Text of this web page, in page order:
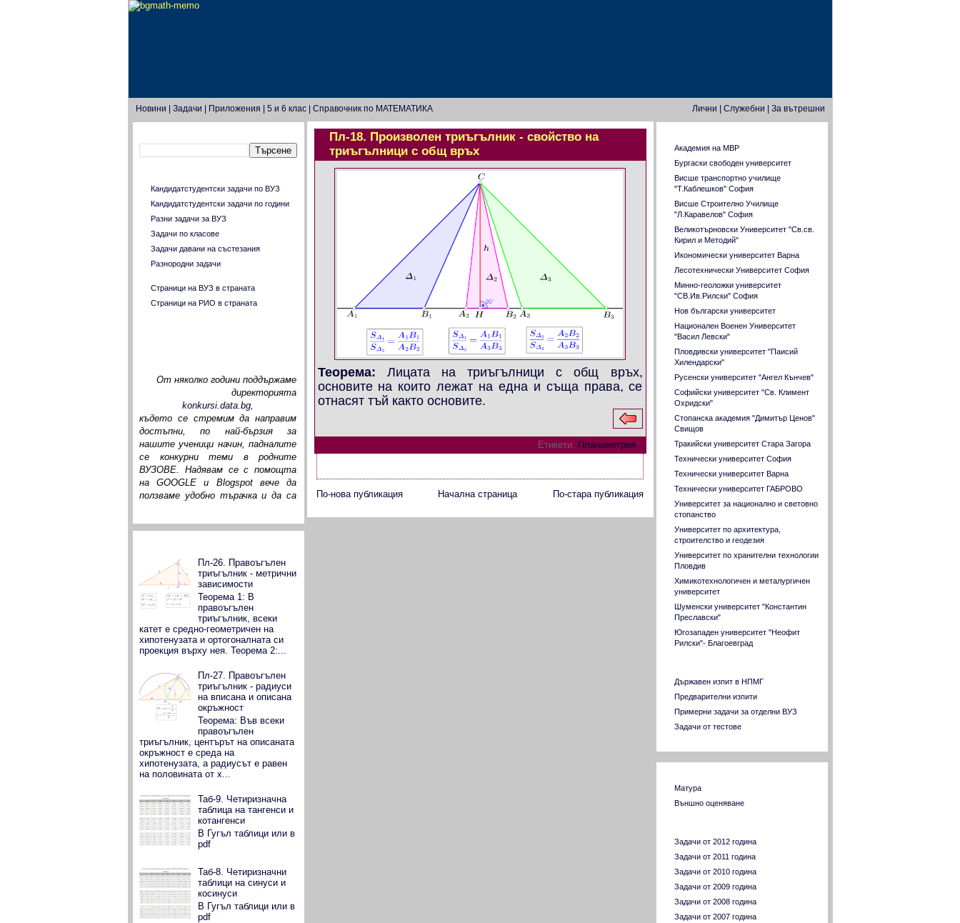
Новини Задачи Приложения 5 и 6 клас| Справочник по МАТЕМАТИКА Лични Служебни За вътрешни
Кандидатстудентски задачи по ВУЗ
Кандидатстудентски задачи по години
Разни задачи за ВУЗ
Задачи по класове
Задачи давани на състезания
Разнородни задачи
Страници на ВУЗ в страната
Страници на РИО в страната
директорията
konkursi.data.bg,
където се стремим да направим
достъпни, по най-бързия за
нашите ученици начин, падналите
се конкурни теми в родните
ВУЗОВЕ. Надявам се с помощта
на GOOGLE и Blogspot вече да
ползваме удобно търачка и да са
възможни коментари към
писаха своите въпроси, на които
според компетентността си
отговорихме. Дано с нашия
ентусиазъм и вашите коментари
достигнем до истината за
училищната ни математика!
сем. Борджукови
Пл-26. Правоъгълен
триъгълник - метрични
зависимости
Теорема 1: В
правоъгълен
триъгълник, всеки
катет е средно-геометричен на
хипотенузата и ортогоналната си
проекция върху нея. Теорема 2:...
Пл-27. Правоъгълен
триъгълник - радиуси
на вписана и описана
окръжност
Теорема: Във всеки
правоъгълен
триъгълник, центърът на описаната
окръжност е среда на
хипотенузата, а радиусът е равен
на половината от х...
Таб-9. Четиризначна
таблица на тангенси и
котангенси
В Гугъл таблици или в
pdf
Таб-8. Четиризначни
таблици на синуси и
косинуси
В Гугъл таблици или в
pdf
Пл-18. Произволен триъгълник - свойство на
триъгълници с общ връх
Теорема: Лицата на триъгълници с общ връх,
основите на които лежат на една и съща права, се
отнасят тъй както основите.
Етикети: Планиметрия
По-нова публикация По-стара публикация
Начална страница
Академия на МВР
Бургаски свободен университет
Висше транспортно училище
"Т.Каблешков" София
Висше Строително Училище
"Л.Каравелов" София
Великотърновски Университет "Св.св.
Кирил и Методий"
Икономически университет Варна
Лесотехнически Университет София
Минно-геоложки университет
"СВ.Ив.Рилски" София
Нов български университет
Национален Военен Университет
"Васил Левски"
Пловдивски университет "Паисий
Хилендарски"
Русенски университет "Ангел Кънчев"
Софийски университет "Св. Климент
Охридски"
Стопанска академия "Димитър Ценов"
Свищов
Тракийски университет Стара Загора
Технически университет София
Технически университет Варна
Технически университет ГАБРОВО
Университет за национално и световно
стопанство
Университет по архитектура,
строителство и геодезия
Университет по хранителни технологии
Пловдив
Химикотехнологичен и металургичен
университет
Шуменски университет "Константин
Преславски"
Югозападен университет "Неофит
Рилски"- Благоевград
Държавен изпит в НПМГ
Предварителни изпити
Примерни задачи за отделни ВУЗ
Задачи от тестове
Матура
Външно оценяване
Задачи от 2012 година
Задачи от 2011 година
Задачи от 2010 година
Задачи от 2009 година
Задачи от 2008 година
Задачи от 2007 година